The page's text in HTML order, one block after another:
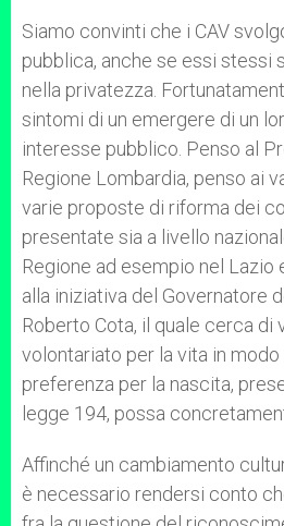
Siamo convinti che i CAV
pubblica, anche se essi stessi
nella privatezza.
sintomi di un emergere di un
interesse pubblico. Penso al
Regione Lombardia, penso ai
varie proposte di riforma dei
presentate sia a livello
Regione ad esempio nel
alla iniziativa del Governatore
Roberto Cota, il quale cerca di
volontariato per la vita in
preferenza per la nascita,
legge 194, possa
Affinché un cambiamento
è necessario rendersi conto